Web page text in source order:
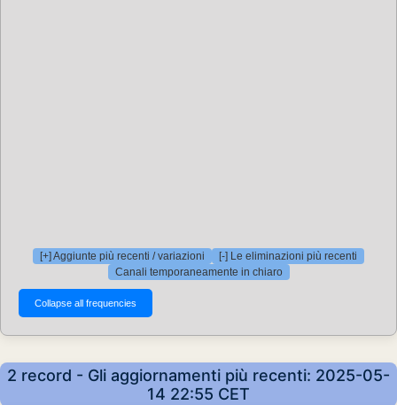
[+] Aggiunte più recenti / variazioni
[-] Le eliminazioni più recenti
Canali temporaneamente in chiaro
2 record - Gli aggiornamenti più recenti: 2025-05-
14 22:55 CET